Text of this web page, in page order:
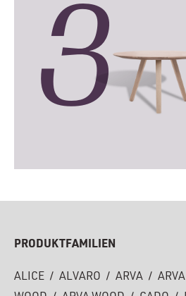
3
PRODUKTFAMILIEN
ALICE / ALVARO / ARVA /